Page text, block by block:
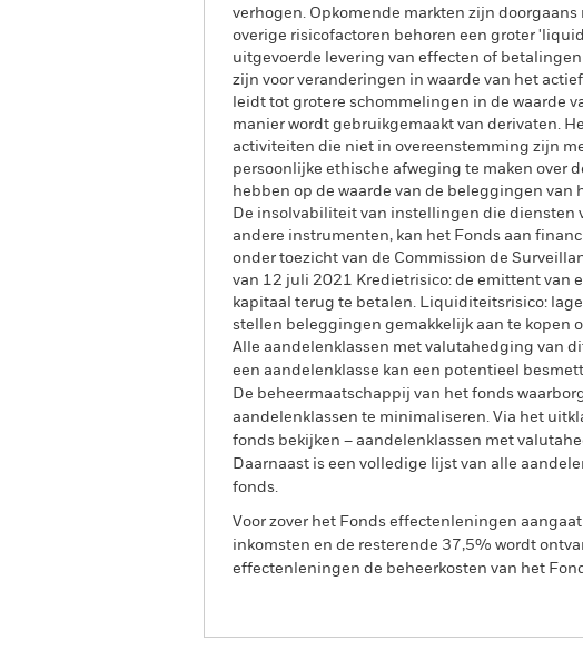
verhogen. Opkomende markten zijn
overige risicofactoren behoren een groter
uitgevoerde levering van effecten of
zijn voor veranderingen in waarde van het
leidt tot grotere schommelingen in de waarde
manier wordt gebruikgemaakt van derivaten.
activiteiten die niet in overeenstemming zijn
persoonlijke ethische afweging te maken over
hebben op de waarde van de beleggingen
De insolvabiliteit van instellingen die diensten
andere instrumenten, kan het Fonds aan
onder toezicht van de Commission de
van 12 juli 2021 Kredietrisico: de emittent van
kapitaal terug te betalen. Liquiditeitsrisico:
stellen beleggingen gemakkelijk aan te kopen
Alle aandelenklassen met valutahedging van
een aandelenklasse kan een potentieel
De beheermaatschappij van het fonds
aandelenklassen te minimaliseren. Via het
fonds bekijken – aandelenklassen met
Daarnaast is een volledige lijst van alle
fonds.
Voor zover het Fonds effectenleningen
inkomsten en de resterende 37,5% wordt
effectenleningen de beheerkosten van het